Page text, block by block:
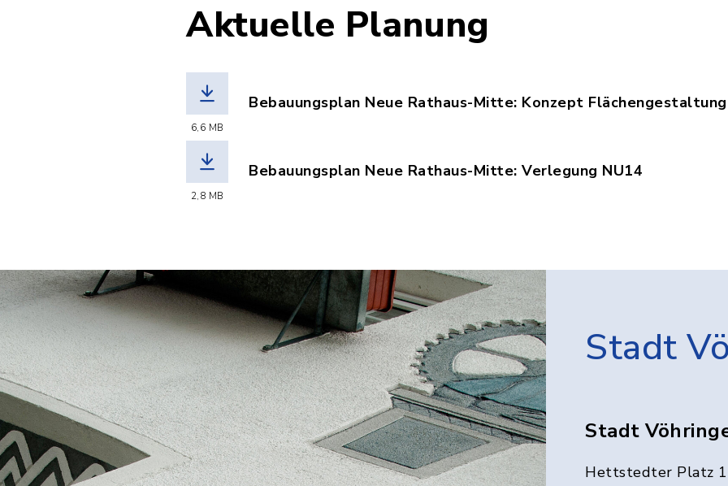
Aktuelle Planung
6,6 MB
Bebauungsplan Neue Rathaus-Mitte: Konzept Flächengestaltung
2,8 MB
Bebauungsplan Neue Rathaus-Mitte: Verlegung NU14
Stadt
Stadt
Hettstedter Platz 1